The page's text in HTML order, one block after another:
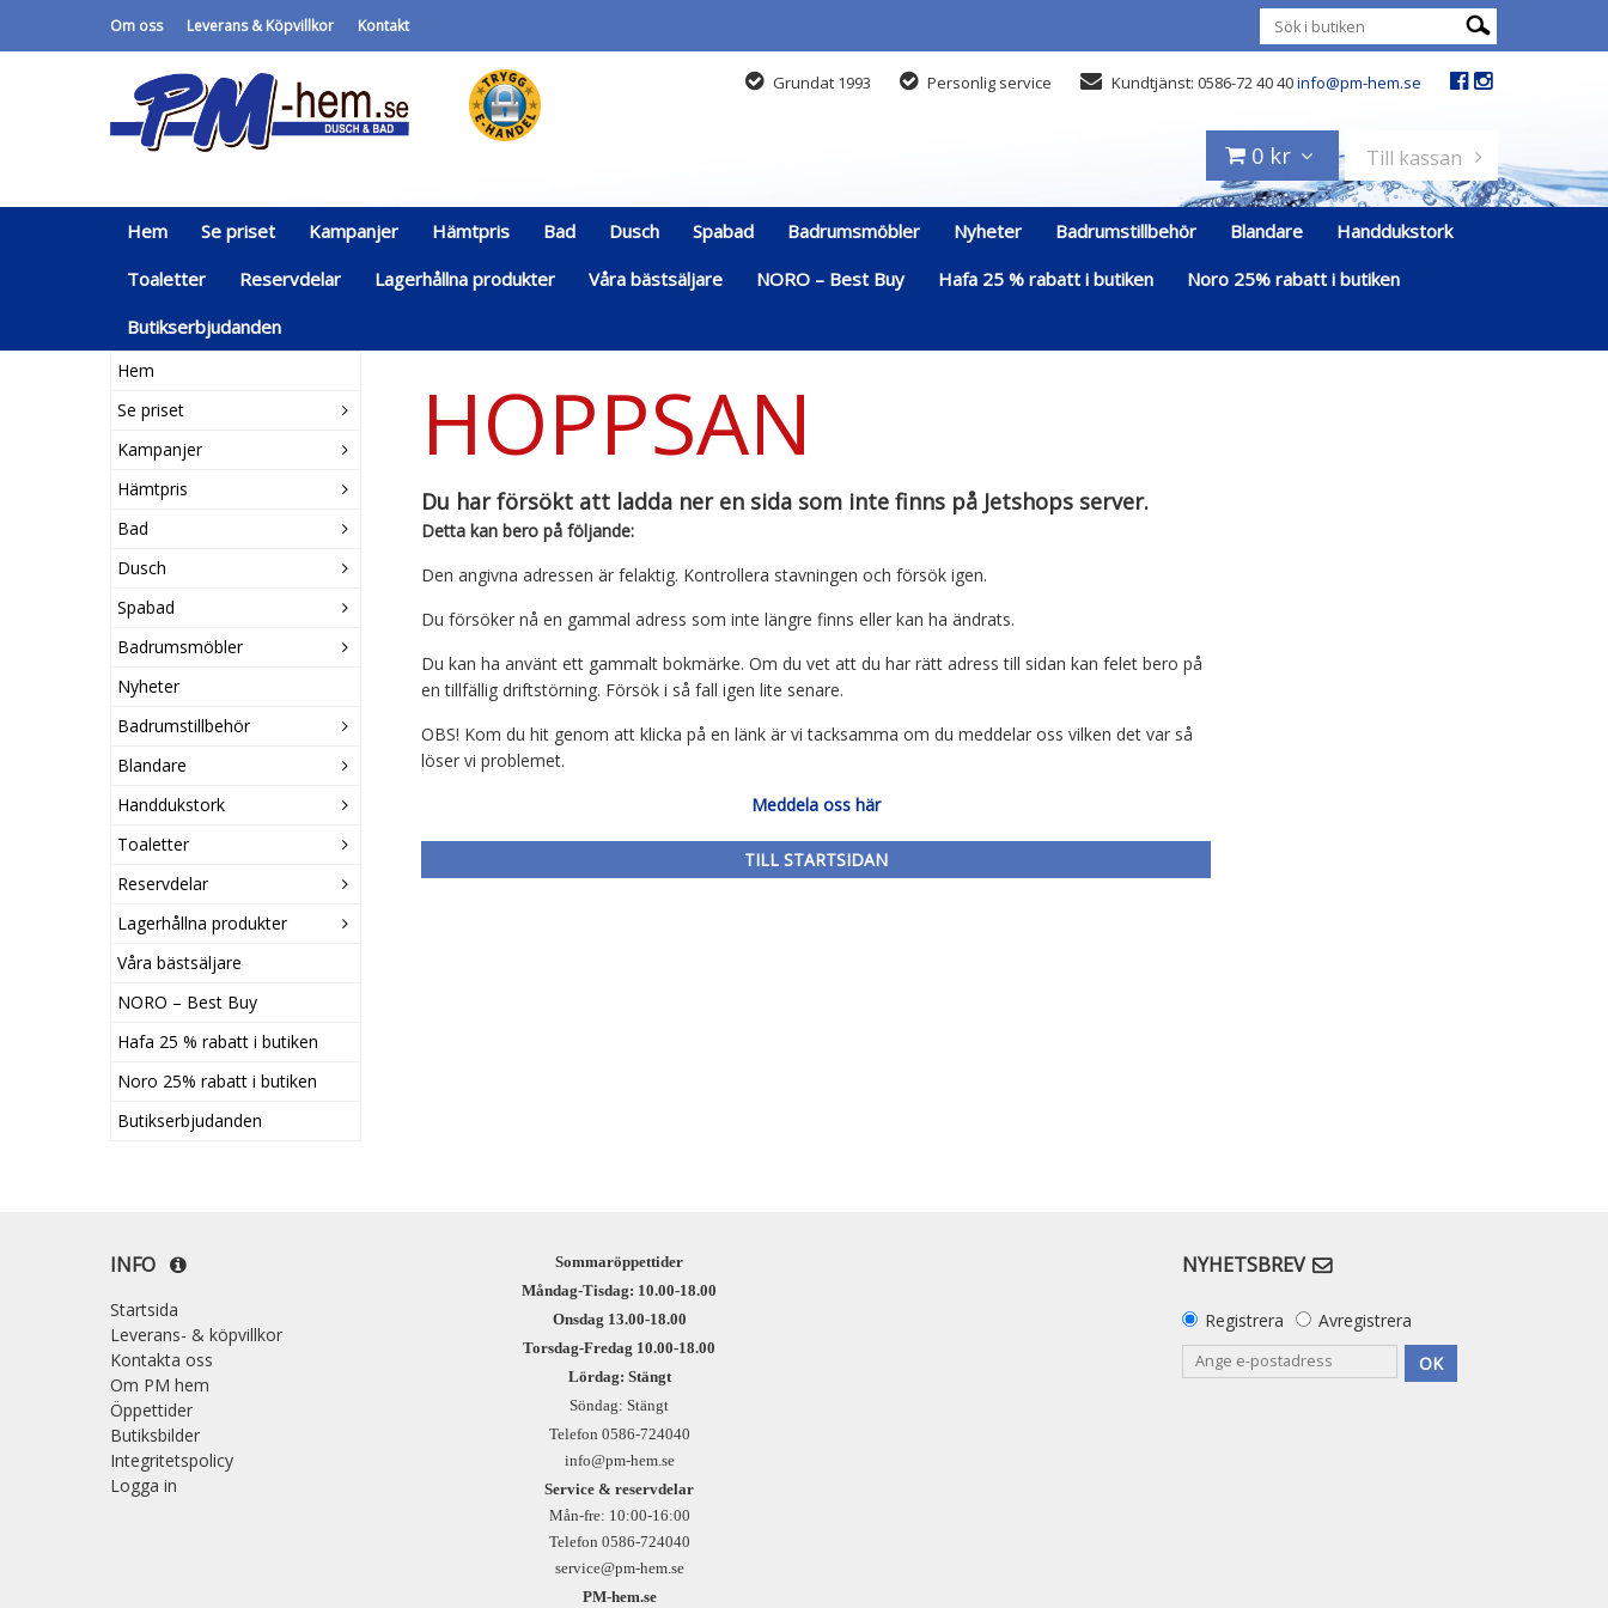
Om oss Leverans & Köpvillkor Kontakt
Grundat 1993 Personlig service Kundtjänst: 0586-72 40 40info@pm-hem.se
0 kr Till kassan
Hem Se priset Kampanjer Hämtpris Bad Dusch Spabad Badrumsmöbler Nyheter Badrumstillbehör Blandare
Handdukstork
Toaletter
Reservdelar Lagerhållna produkter Våra bästsäljare NORO – Best Buy Hafa 25 % rabatt i butiken
Noro 25% rabatt i butiken
Butikserbjudanden
Hem
Se priset
Kampanjer
Hämtpris
Bad
Dusch
Spabad
Badrumsmöbler
Nyheter
Badrumstillbehör
Blandare
Handdukstork
Toaletter
Reservdelar
Lagerhållna produkter
Våra bästsäljare
NORO – Best Buy
Hafa 25 % rabatt i butiken
Noro 25% rabatt i butiken
Butikserbjudanden
HOPPSAN
Du har försökt att ladda ner en sida som inte finns på Jetshops server.
Detta kan bero på följande:
Den angivna adressen är felaktig. Kontrollera stavningen och försök igen.
Du försöker nå en gammal adress som inte längre finns eller kan ha ändrats.
Du kan ha använt ett gammalt bokmärke. Om du vet att du har rätt adress till sidan kan felet bero på
en tillfällig driftstörning. Försök i så fall igen lite senare.
OBS! Kom du hit genom att klicka på en länk är vi tacksamma om du meddelar oss vilken det var så
löser vi problemet.
Meddela oss här
TILL STARTSIDAN
INFO
Startsida
Leverans- & köpvillkor
Kontakta oss
Om PM hem
Öppettider
Butiksbilder
Integritetspolicy
Logga in
Sommaröppettider
Måndag-Tisdag: 10.00-18.00
Onsdag 13.00-18.00
Torsdag-Fredag 10.00-18.00
Lördag: Stängt
Söndag: Stängt
Telefon 0586-724040
info@pm-hem.se
Service & reservdelar
Mån-fre: 10:00-16:00
Telefon 0586-724040
service@pm-hem.se
PM-hem.se
NYHETSBREV
Registrera
Avregistrera
OK